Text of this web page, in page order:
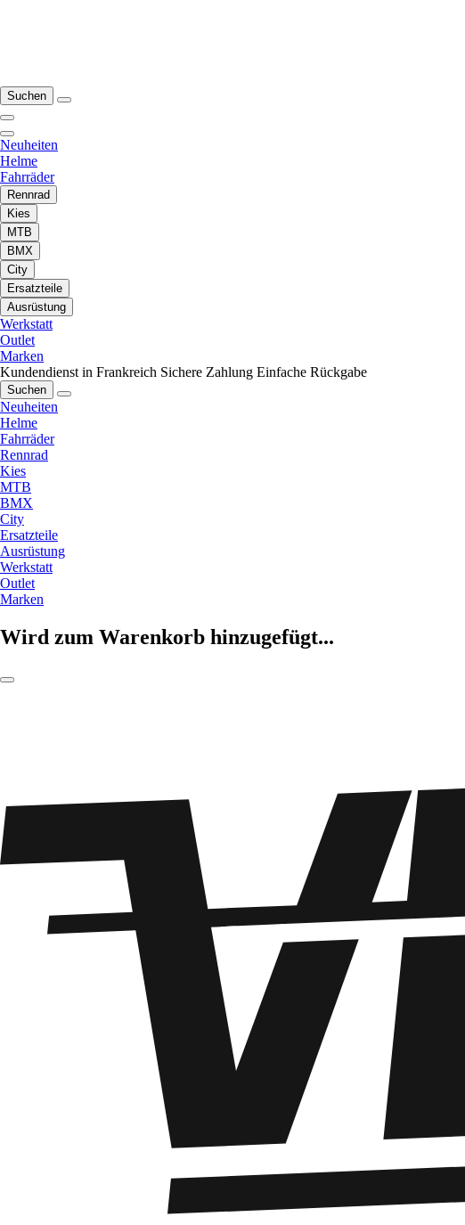
Suchen
Neuheiten
Helme
Fahrräder
Rennrad
Kies
MTB
BMX
City
Ersatzteile
Ausrüstung
Werkstatt
Outlet
Marken
Kundendienst in Frankreich Sichere Zahlung Einfache Rückgabe
Suchen
Neuheiten
Helme
Fahrräder
Rennrad
Kies
MTB
BMX
City
Ersatzteile
Ausrüstung
Werkstatt
Outlet
Marken
Wird zum Warenkorb hinzugefügt...